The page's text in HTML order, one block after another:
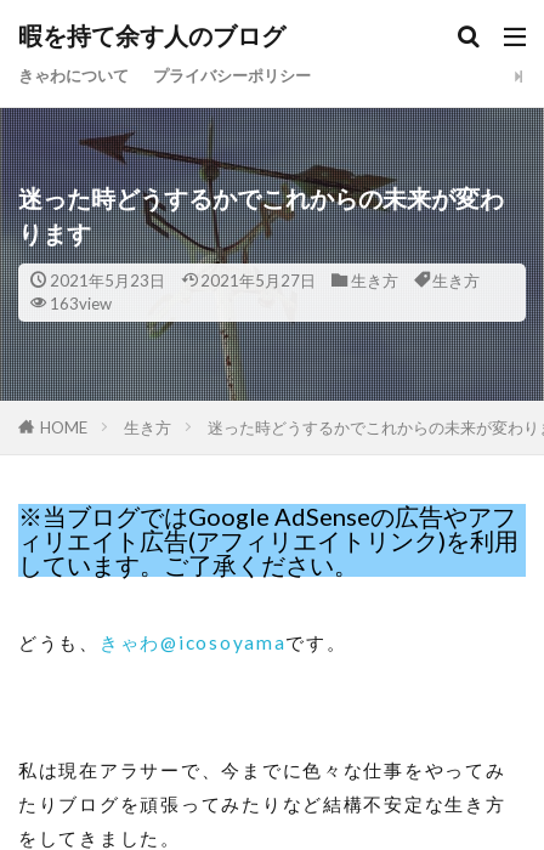
暇を持て余す人のブログ
きゃわについて プライバシーポリシー
迷った時どうするかでこれからの未来が変わ
ります
2021年5月23日 2021年5月27日 生き方
生き方
163view
HOME 生き方 迷った時どうするかでこれからの未来が変わり
※当ブログではGoogle AdSenseの広告やアフ
ィリエイト広告(アフィリエイトリンク)を利用
しています。ご了承ください。
どうも、 きゃわ@icosoyamaです。
私は現在アラサーで、今までに色々な仕事をやってみ
たりブログを頑張ってみたりなど結構不安定な生き方
をしてきました。